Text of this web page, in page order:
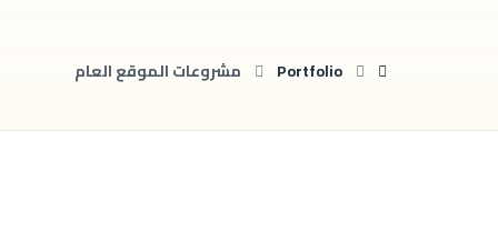
Portfolio مشروعات الموقع العام